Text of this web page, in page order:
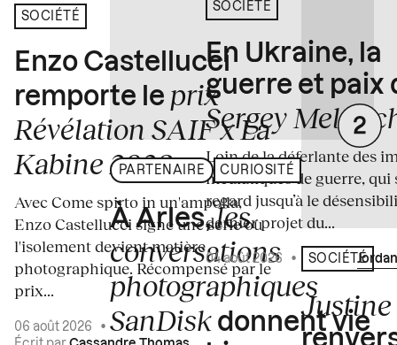
SOCIÉTÉ
Enzo Castellucci
remporte le prix
Révélation SAIF x La
Kabine 2026
Avec Come spirto in un'ampolla,
Enzo Castellucci signe une série où
l'isolement devient matière
photographique. Récompensé par le
prix...
06 août 2026
•
PARTENAIRE CURIOSITÉ
À Arles,les
conversations
photographiques
SanDisk donnent vie
SOCIÉTÉ
En Ukraine, la
guerre et paix
Sergey
Loin de la déferlante des
médiatiques de guerre, qui
regard jusqu’à le
dernier projet du...
04 août 2026 • Écrit par
SOCIÉTÉ